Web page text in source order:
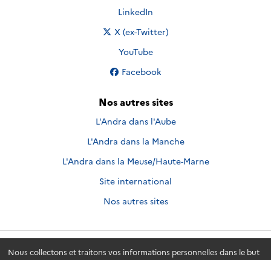
Nous collectons et traitons vos informations personnelles dans le but
Nous suivre sur
LinkedIn
Nous suivre sur
X (ex-Twitter)
Nous suivre sur
YouTube
Nous suivre sur
Facebook
Nos autres sites
L'Andra dans l'Aube
L'Andra dans la Manche
L'Andra dans la Meuse/Haute-Marne
Site international
Nos autres sites
Andra.fr © 2026 - Andra. Tous droits réservés.